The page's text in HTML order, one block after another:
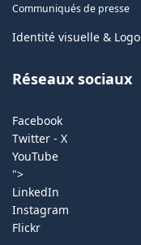
Communiqués de presse
Identité visuelle & Logo
Réseaux sociaux
Facebook
Twitter - X
YouTube
">
LinkedIn
Instagram
Flickr